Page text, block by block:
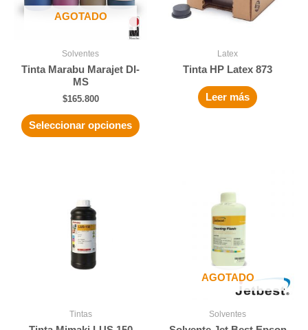
AGOTADO
Solventes
Tinta Marabu Marajet DI-
MS
$165.800
Seleccionar opciones
Latex
Tinta HP Latex 873
Leer más
Tintas
AGOTADO
Solventes